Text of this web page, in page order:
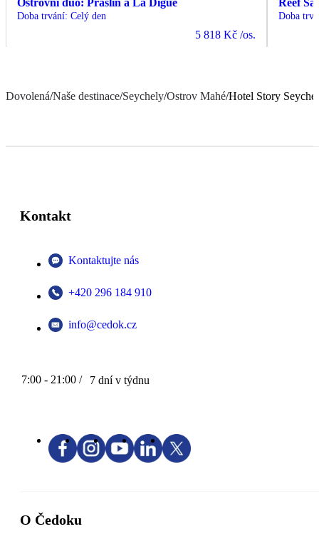
Ostrovní duo: Praslin a La Digue
Doba trvání: Celý den
5 818 Kč /os.
Reef
Doba
Dovolená/Naše destinace/Seychely/Ostrov Mahé/Hotel Story
Kontakt
Kontaktujte nás
+420 296 184 910
info@cedok.cz
7:00 - 21:00 / 7 dní v týdnu
O Čedoku